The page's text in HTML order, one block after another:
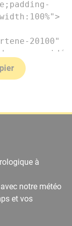
à
notre météo
et vos